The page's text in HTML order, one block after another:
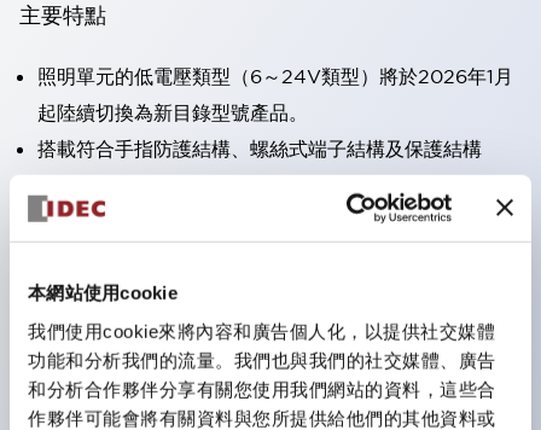
本網站使用cookie
我們使用cookie來將內容和廣告個人化，以提供社交媒體
功能和分析我們的流量。我們也與我們的社交媒體、廣告
和分析合作夥伴分享有關您使用我們網站的資料，這些合
作夥伴可能會將有關資料與您所提供給他們的其他資料或
主要特點
照明單元的低電壓類型（6～24V類型）將於2026年1月
起陸續切換為新目錄型號產品。
搭載符合手指防護結構、螺絲式端子結構及保護結構
可搭載高電壓類型的LED燈泡，直接型的額定使用電壓
一顆LED燈泡（LSRD燈泡）即可表現六種顏色。過去分
別為每種顏色設計的LED燈泡，現在可用一顆單色LED
燈泡來表現各種顏色。
主要機種具備UL、CSA認證及符合EN標準。